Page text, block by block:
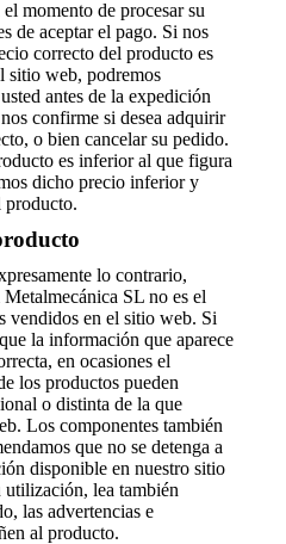
momento de procesar su
de aceptar el pago. Si nos
correcto del producto es
sitio web, podremos
antes de la expedición
confirme si desea adquirir
o bien cancelar su pedido.
es inferior al que figura
dicho precio inferior y
producto.
lo contrario,
SL no es el
vendidos en el sitio web. Si
la información que aparece
en ocasiones el
los productos pueden
o distinta de la que
Los componentes también
que no se detenga a
disponible en nuestro sitio
utilización, lea también
las advertencias e
al producto.